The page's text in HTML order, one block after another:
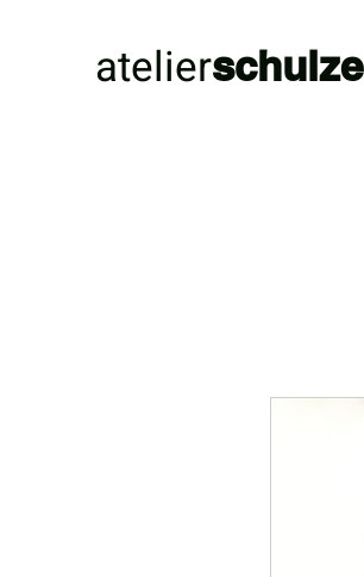
atelierschulze